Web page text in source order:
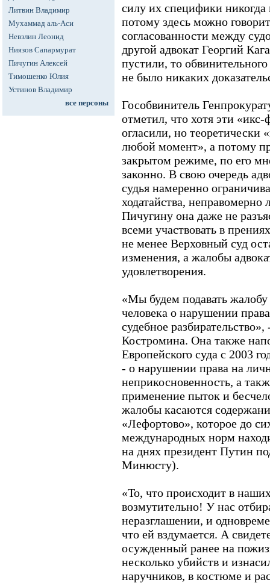
Литвин Владимир
Мухаммад аль-Аси
Невзлин Леонид
Ниязов Сапармурат
Пичугин Алексей
Тимошенко Юлия
Устинов Владимир
все персоны
силу их специфики никогда
потому здесь можно
согласованности между
другой адвокат Георгий
пустили, то
не было никаких
Гособвинитель
отметил, что хотя эти
огласили, но теоретически
любой момент», а потому
закрытом режиме, по его
законно. В свою очередь
судья намеренно
ходатайства,
Пичугину она даже не
всеми участвовать в
не менее Верховный суд
изменения, а жалобы
удовлетворения.
«Мы будем подавать
человека о нарушении
судебное
Костромина. Она также
Европейского суда с 2003
- о нарушении права на
неприкосновенность, а
применение пыток и
жалобы касаются
«Лефортово», которое до
международных норм
на днях президент Путин
Минюсту).
«То, что происходит в
возмутительно! У нас
неразглашении, и
что ей вздумается. А
осужденный ранее на
несколько убийств и
наручников, в костюме и